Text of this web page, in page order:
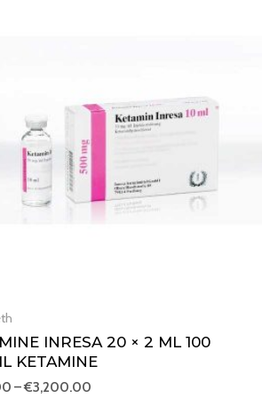
INRESA 20 × 2 ML 100
KETAMINE
–€3,200.00